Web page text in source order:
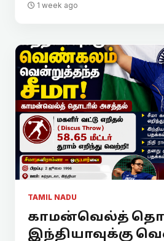
1 week ago
TAMIL NADU
காமன்வெல்த்
இந்தியாவுக்கு